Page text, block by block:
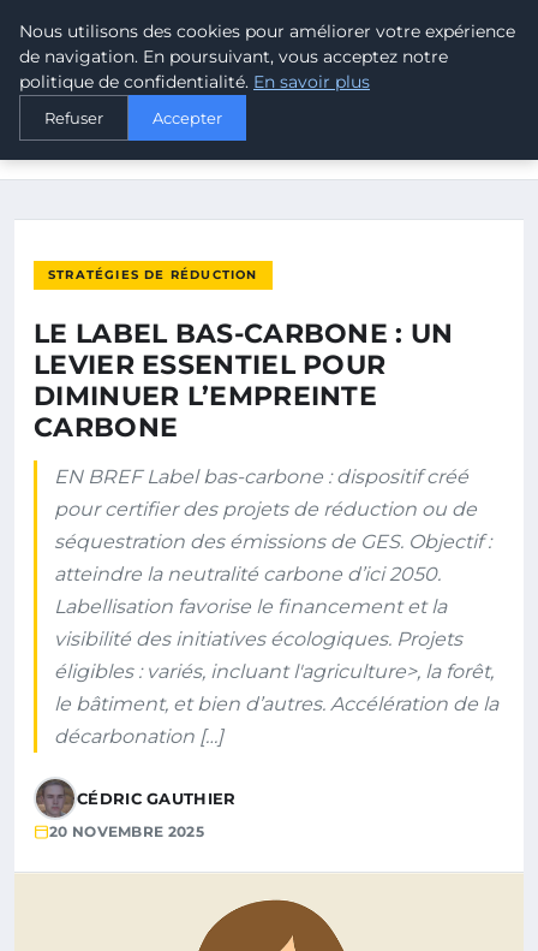
MALTA CLIMATE
ACCUEIL
LE LABEL BAS-CARBONE : UN LEVIER ESSENTIEL POUR
STRATÉGIES DE RÉDUCTION
LE LABEL BAS-CARBONE : UN
LEVIER ESSENTIEL POUR
DIMINUER L’EMPREINTE
CARBONE
EN BREF Label bas-carbone : dispositif créé
pour certifier des projets de réduction ou de
séquestration des émissions de GES. Objectif :
atteindre la neutralité carbone d’ici 2050.
Labellisation favorise le financement et la
visibilité des initiatives écologiques. Projets
éligibles : variés, incluant l'agriculture>, la forêt,
le bâtiment, et bien d’autres. Accélération de la
décarbonation […]
CÉDRIC GAUTHIER
20 NOVEMBRE 2025
Nous utilisons des cookies pour améliorer votre expérience
de navigation. En poursuivant, vous acceptez notre
politique de confidentialité. En savoir plus
Refuser Accepter